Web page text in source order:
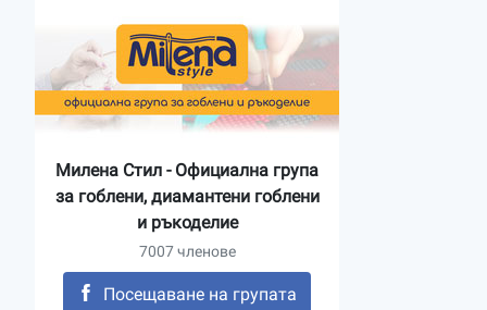
Милена Стил - Официална група
за гоблени, диамантени гоблени
и ръкоделие
7007 членове
Посещаване на групата